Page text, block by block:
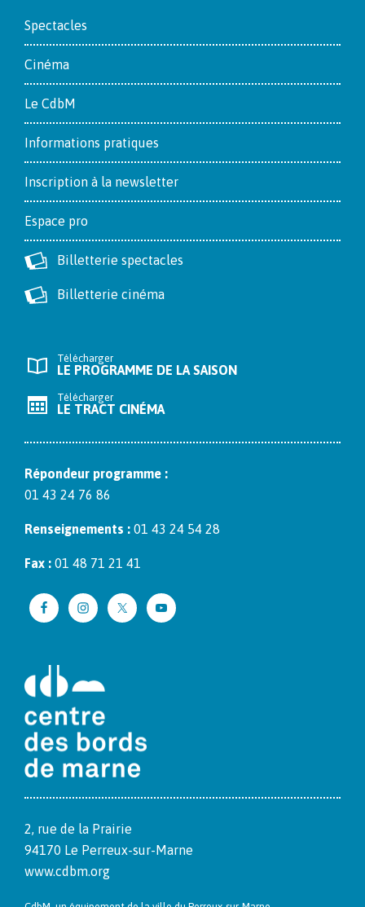
Footer
Spectacles
Cinéma
Le CdbM
Informations pratiques
Inscription à la newsletter
Espace pro
Billetterie spectacles
Billetterie cinéma
Télécharger
LE PROGRAMME DE LA SAISON
Télécharger
LE TRACT CINÉMA
Répon­deur pro­gramme :
01 43 24 76 86
Ren­seigne­ments : 01 43 24 54 28
Fax : 01 48 71 21 41
2, rue de la Prairie
94170 Le Per­reux-sur-Marne
www.cdbm.org